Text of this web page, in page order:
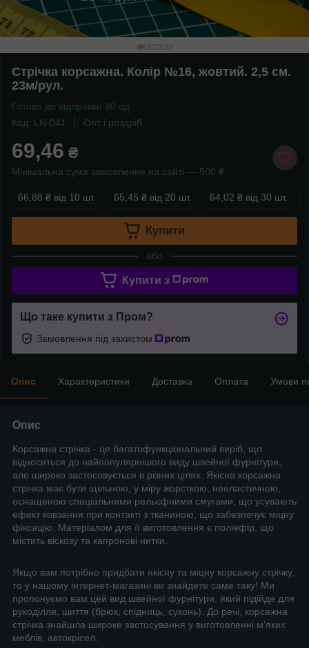
Стрічка корсажна. Колір №16, жовтий. 2,5 см.
23м/рул.
Готово до відправки 90 од.
Код: LN-041
Опт і роздріб
69,46 ₴
Мінімальна сума замовлення на сайті — 500 ₴
66,88 ₴ від 10 шт. 65,45 ₴ від 20 шт. 64,02 ₴ від 30 шт.
Купити
або
Купити з
Що таке купити з Пром?
Замовлення під захистом
Опис Характеристики Доставка Оплата Умови
Опис
Корсажна стрічка - це багатофункціональний виріб, що
відноситься до найпопулярнішого виду швейної фурнітури,
але широко застосовується в різних цілях. Якісна корсажна
стрічка має бути щільною, у міру жорсткою, нееластичною,
оснащеною спеціальними рельєфними смугами, що усувають
ефект ковзання при контакті з тканиною, що забезпечує міцну
фіксацію. Матеріалом для її виготовлення є поліефір, що
містить віскозу та капронові нитки.
Якщо вам потрібно придбати якісну та міцну корсажну стрічку,
то у нашому інтернет-магазині ви знайдете саме таку! Ми
пропонуємо вам цей вид швейної фурнітури, який підійде для
рукоділля, шиття (брюк, спідниць, суконь). До речі, корсажна
стрічка знайшла широке застосування у виготовленні м'яких
меблів, автокрісел.